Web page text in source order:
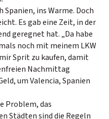
ins Warme. Doch
Es gab eine Zeit, in der
geregnet hat. „Da habe
noch mit meinem LKW
Sprit zu kaufen, damit
Nachmittag
um Valencia, Spanien
Problem, das
Städten sind die Regeln